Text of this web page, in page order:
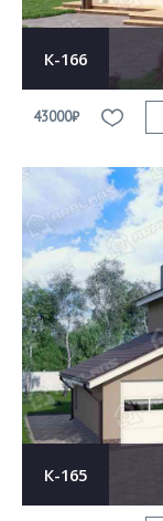
К-166
43000₽
К-165